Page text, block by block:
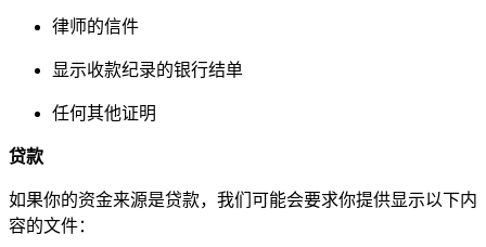
律师的信件
显示收款纪录的银行结单
任何其他证明
贷款
如果你的资金来源是贷款，我们可能会要求你提供显示以下内
容的文件：